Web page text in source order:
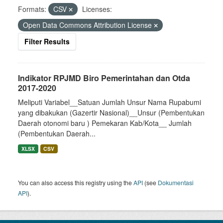
Formats:
CSV
Licenses:
Open Data Commons Attribution License
Filter Results
Indikator RPJMD Biro Pemerintahan dan Otda
2017-2020
Meliputi Variabel__Satuan Jumlah Unsur Nama Rupabumi
yang dibakukan (Gazertir Nasional)__Unsur (Pembentukan
Daerah otonomi baru ) Pemekaran Kab/Kota__ Jumlah
(Pembentukan Daerah...
XLSX CSV
You can also access this registry using theAPI (see Dokumentasi
API).